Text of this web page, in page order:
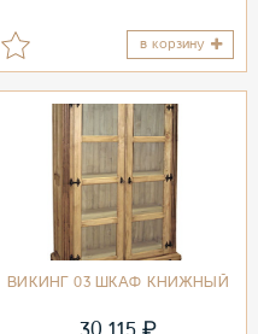
в корзину
ВИКИНГ 03 ШКАФ КНИЖНЫЙ
30 115 ₽